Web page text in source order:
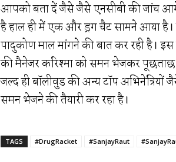
आपको बता दें जैसे जैसे एनसीबी की जांच
है हाल ही में एक और ड्रग चैट सामने आया है।
पादुकोण माल मांगने की बात कर रही है।
की मैनेजर करिश्मा को समन भेजकर पूछताछ
जल्द ही बॉलीवुड की अन्य टॉप
समन भेजने की तैयारी कर रहा है।
TAGS #DrugRacket #SanjayRaut